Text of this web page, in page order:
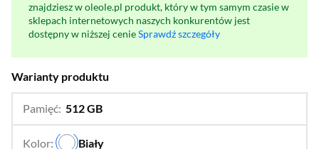
znajdziesz w oleole.pl produkt, który w tym samym czasie w
sklepach internetowych naszych konkurentów jest
dostępny w niższej cenieSprawdź szczegóły
Warianty produktu
Pamięć: 512 GB
Kolor: Biały